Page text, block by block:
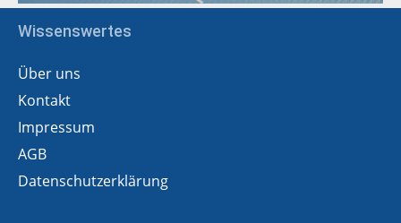
Wissenswertes
Über uns
Kontakt
Impressum
AGB
Datenschutzerklärung